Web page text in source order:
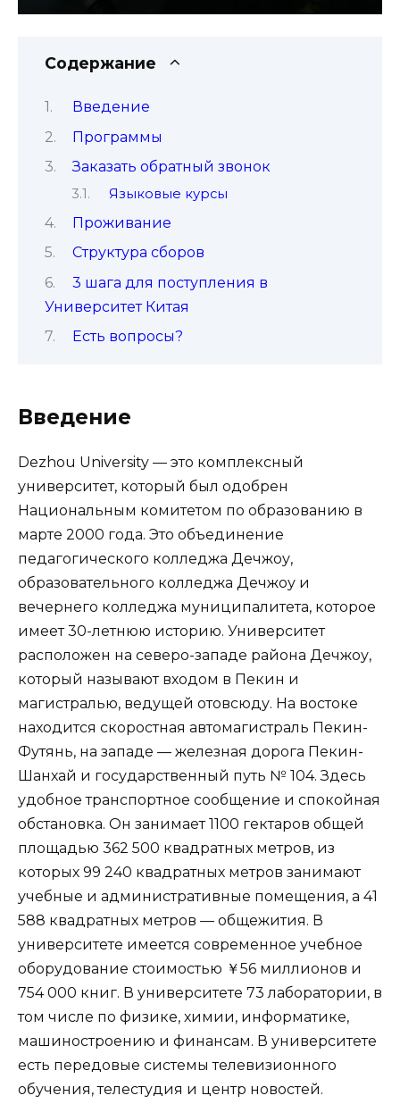
Содержание
Введение
Программы
Заказать обратный звонок
Языковые курсы
Проживание
Структура сборов
3 шага для поступления в
Университет Китая
Есть вопросы?
Введение
Dezhou University — это комплексный
университет, который был одобрен
Национальным комитетом по образованию в
марте 2000 года. Это объединение
педагогического колледжа Дечжоу,
образовательного колледжа Дечжоу и
вечернего колледжа муниципалитета, которое
имеет 30-летнюю историю. Университет
расположен на северо-западе района Дечжоу,
который называют входом в Пекин и
магистралью, ведущей отовсюду. На востоке
находится скоростная автомагистраль Пекин-
Футянь, на западе — железная дорога Пекин-
Шанхай и государственный путь № 104. Здесь
удобное транспортное сообщение и спокойная
обстановка. Он занимает 1100 гектаров общей
площадью 362 500 квадратных метров, из
которых 99 240 квадратных метров занимают
учебные и административные помещения, а 41
588 квадратных метров — общежития. В
университете имеется современное учебное
оборудование стоимостью ￥56 миллионов и
754 000 книг. В университете 73 лаборатории, в
том числе по физике, химии, информатике,
машиностроению и финансам. В университете
есть передовые системы телевизионного
обучения, телестудия и центр новостей.